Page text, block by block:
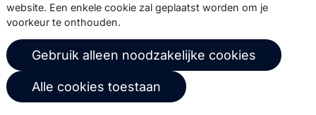
© 2026 Copernica B.V.
Algemene voorwaarden
Privacybeleid
Gebruikersovereenkomst
website. Een enkele cookie zal geplaatst worden om je
voorkeur te onthouden.
Gebruik alleen noodzakelijke cookies
Alle cookies toestaan